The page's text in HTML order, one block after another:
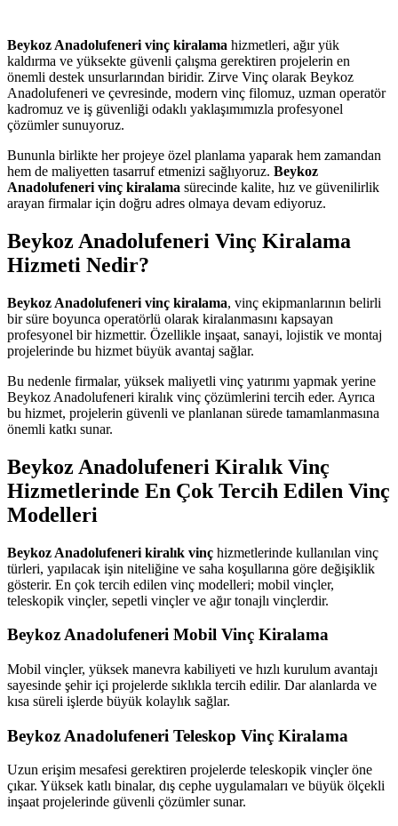
Beykoz Anadolufeneri vinç kiralama hizmetleri, ağır yük
kaldırma ve yüksekte güvenli çalışma gerektiren projelerin en
önemli destek unsurlarından biridir. Zirve Vinç olarak Beykoz
Anadolufeneri ve çevresinde, modern vinç filomuz, uzman operatör
kadromuz ve iş güvenliği odaklı yaklaşımımızla profesyonel
çözümler sunuyoruz.
Bununla birlikte her projeye özel planlama yaparak hem zamandan
hem de maliyetten tasarruf etmenizi sağlıyoruz. Beykoz
Anadolufeneri vinç kiralama sürecinde kalite, hız ve güvenilirlik
arayan firmalar için doğru adres olmaya devam ediyoruz.
Beykoz Anadolufeneri Vinç Kiralama
Hizmeti Nedir?
Beykoz Anadolufeneri vinç kiralama, vinç ekipmanlarının belirli
bir süre boyunca operatörlü olarak kiralanmasını kapsayan
profesyonel bir hizmettir. Özellikle inşaat, sanayi, lojistik ve montaj
projelerinde bu hizmet büyük avantaj sağlar.
Bu nedenle firmalar, yüksek maliyetli vinç yatırımı yapmak yerine
Beykoz Anadolufeneri kiralık vinç çözümlerini tercih eder. Ayrıca
bu hizmet, projelerin güvenli ve planlanan sürede tamamlanmasına
önemli katkı sunar.
Beykoz Anadolufeneri Kiralık Vinç
Hizmetlerinde En Çok Tercih Edilen Vinç
Modelleri
Beykoz Anadolufeneri kiralık vinç hizmetlerinde kullanılan vinç
türleri, yapılacak işin niteliğine ve saha koşullarına göre değişiklik
gösterir. En çok tercih edilen vinç modelleri; mobil vinçler,
teleskopik vinçler, sepetli vinçler ve ağır tonajlı vinçlerdir.
Beykoz Anadolufeneri Mobil Vinç Kiralama
Mobil vinçler, yüksek manevra kabiliyeti ve hızlı kurulum avantajı
sayesinde şehir içi projelerde sıklıkla tercih edilir. Dar alanlarda ve
kısa süreli işlerde büyük kolaylık sağlar.
Beykoz Anadolufeneri Teleskop Vinç Kiralama
Uzun erişim mesafesi gerektiren projelerde teleskopik vinçler öne
çıkar. Yüksek katlı binalar, dış cephe uygulamaları ve büyük ölçekli
inşaat projelerinde güvenli çözümler sunar.